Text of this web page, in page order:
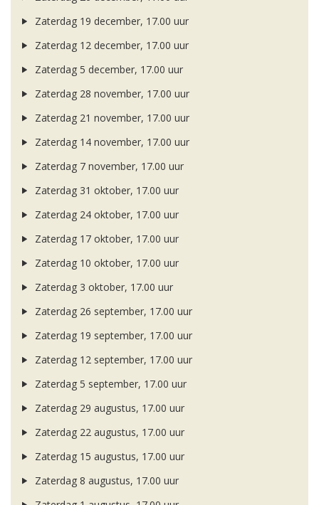
Zaterdag 19 december, 17.00 uur
Zaterdag 12 december, 17.00 uur
Zaterdag 5 december, 17.00 uur
Zaterdag 28 november, 17.00 uur
Zaterdag 21 november, 17.00 uur
Zaterdag 14 november, 17.00 uur
Zaterdag 7 november, 17.00 uur
Zaterdag 31 oktober, 17.00 uur
Zaterdag 24 oktober, 17.00 uur
Zaterdag 17 oktober, 17.00 uur
Zaterdag 10 oktober, 17.00 uur
Zaterdag 3 oktober, 17.00 uur
Zaterdag 26 september, 17.00 uur
Zaterdag 19 september, 17.00 uur
Zaterdag 12 september, 17.00 uur
Zaterdag 5 september, 17.00 uur
Zaterdag 29 augustus, 17.00 uur
Zaterdag 22 augustus, 17.00 uur
Zaterdag 15 augustus, 17.00 uur
Zaterdag 8 augustus, 17.00 uur